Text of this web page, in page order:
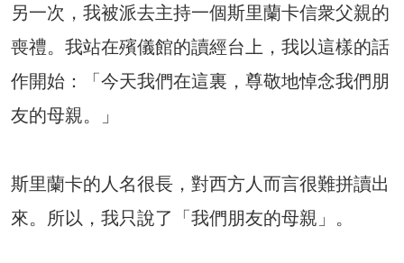
另一次，我被派去主持一個斯里蘭卡信衆父親的
喪禮。我站在殯儀館的讀經台上，我以這樣的話
作開始：「今天我們在這裏，尊敬地悼念我們朋
友的母親。」
斯里蘭卡的人名很長，對西方人而言很難拼讀出
來。所以，我只說了「我們朋友的母親」。